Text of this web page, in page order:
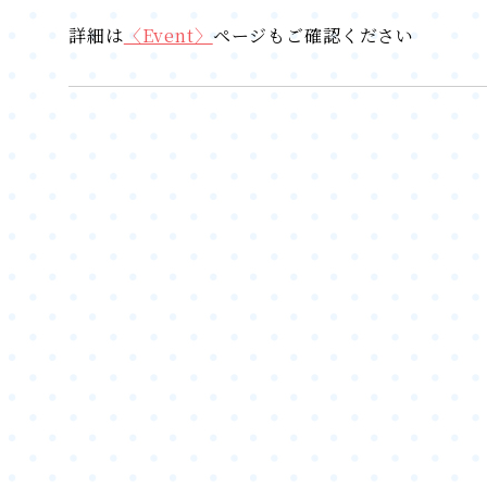
詳細は 〈Event〉 ページもご確認ください